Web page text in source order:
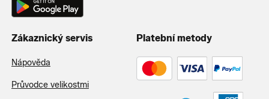
Zákaznický servis
Nápověda
Průvodce velikostmi
Platební metody